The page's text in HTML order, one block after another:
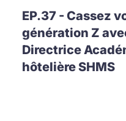
EP.37 - Cassez
génération Z
Directrice
hôtelière SHMS